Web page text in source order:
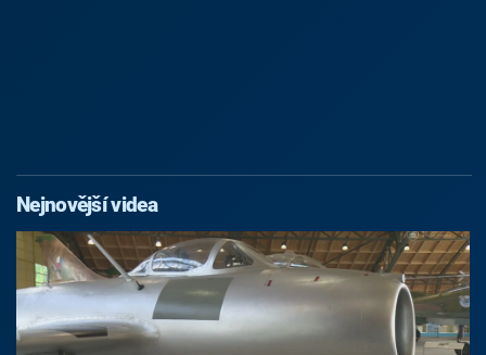
Nejnovější videa